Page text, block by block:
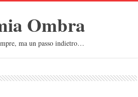
Ombra
ma un passo indietro…